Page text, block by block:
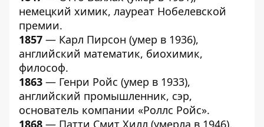
немецкий химик, лауреат Нобелевской
премии.
1857 — Карл Пирсон (умер в 1936),
английский математик, биохимик,
философ.
1863 — Генри Ройс (умер в 1933),
английский промышленник, сэр,
основатель компании «Роллс Ройс».
1868 — Патти Смит Хилл (умерла в 1946),